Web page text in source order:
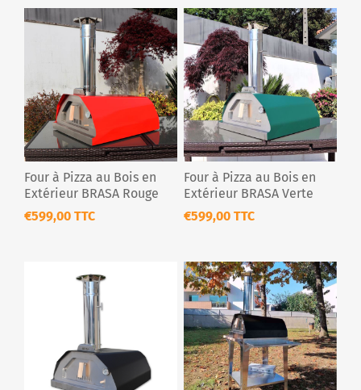
Four à Pizza au Bois en
Extérieur BRASA Rouge
€599,00 TTC
Four à Pizza au Bois en
Extérieur BRASA Verte
€599,00 TTC